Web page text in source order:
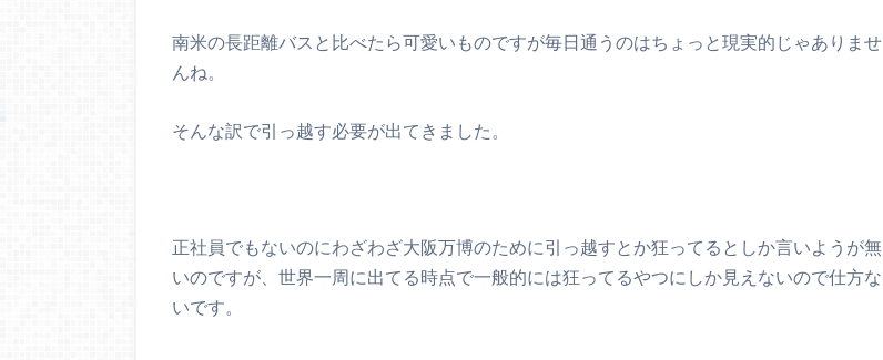
南米の長距離バスと比べたら可愛いものですが毎日通うのはちょっと現実的じゃありませ
んね。
そんな訳で引っ越す必要が出てきました。
正社員でもないのにわざわざ大阪万博のために引っ越すとか狂ってるとしか言いようが無
いのですが、世界一周に出てる時点で一般的には狂ってるやつにしか見えないので仕方な
いです。